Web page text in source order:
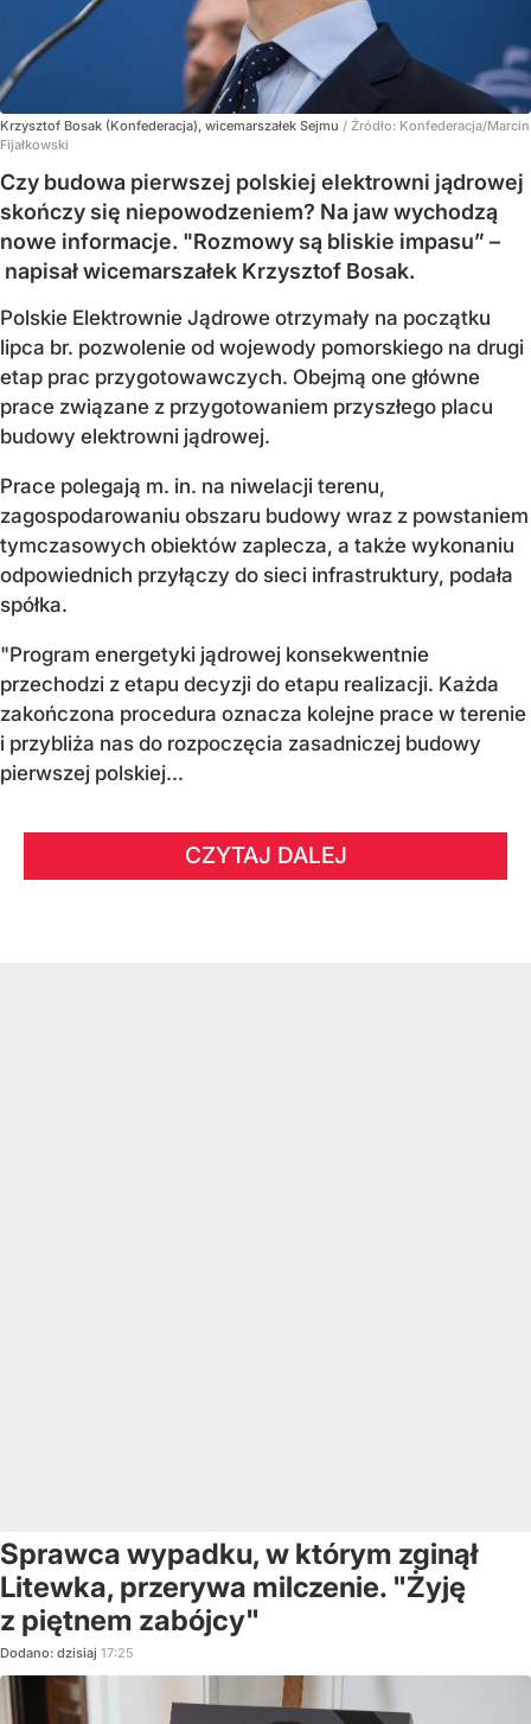
Krzysztof Bosak (Konfederacja), wicemarszałek Sejmu / Źródło: Konfederacja/Marcin
Fijałkowski
Czy budowa pierwszej polskiej elektrowni jądrowej
skończy się niepowodzeniem? Na jaw wychodzą
nowe informacje. "Rozmowy są bliskie impasu” –
napisał wicemarszałek Krzysztof Bosak.
Polskie Elektrownie Jądrowe otrzymały na początku
lipca br. pozwolenie od wojewody pomorskiego na drugi
etap prac przygotowawczych. Obejmą one główne
prace związane z przygotowaniem przyszłego placu
budowy elektrowni jądrowej.
Prace polegają m. in. na niwelacji terenu,
zagospodarowaniu obszaru budowy wraz z powstaniem
tymczasowych obiektów zaplecza, a także wykonaniu
odpowiednich przyłączy do sieci infrastruktury, podała
spółka.
"Program energetyki jądrowej konsekwentnie
przechodzi z etapu decyzji do etapu realizacji. Każda
zakończona procedura oznacza kolejne prace w terenie
i przybliża nas do rozpoczęcia zasadniczej budowy
pierwszej polskiej...
CZYTAJ DALEJ
Sprawca wypadku, w którym zginął
Litewka, przerywa milczenie. "Żyję
z piętnem zabójcy"
Dodano: dzisiaj 17:25